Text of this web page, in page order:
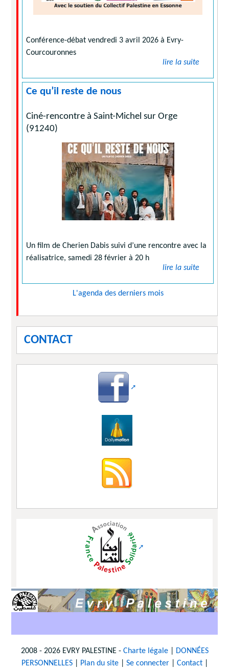
Conférence-débat vendredi 3 avril 2026 à Evry-
Courcouronnes
lire la suite
Ce qu’il reste de nous
Ciné-rencontre à Saint-Michel sur Orge
(91240)
Un film de Cherien Dabis suivi d’une rencontre avec la
réalisatrice, samedi 28 février à 20 h
lire la suite
L'agenda des derniers mois
CONTACT
2008 - 2026 EVRY PALESTINE - Charte légale| DONNÉES
PERSONNELLES| Plan du site| Se connecter| Contact|